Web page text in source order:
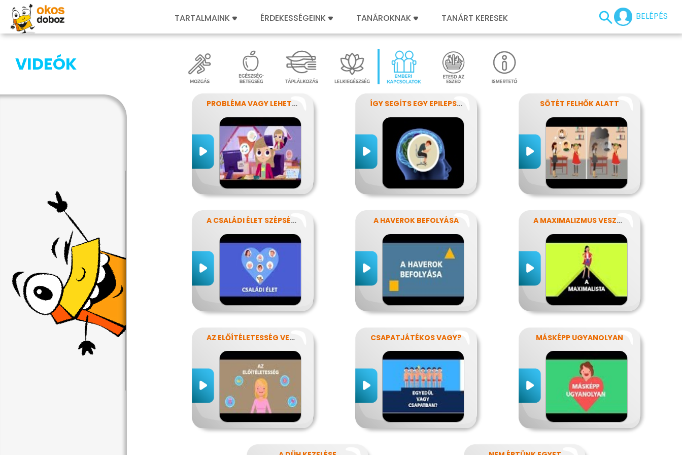
BELÉPÉS
TARTALMAINK ÉRDEKESSÉGEINK TANÁROKNAK TANÁRT KERESEK
VIDEÓK
PROBLÉMA VAGY LEHETŐSÉG? ÍGY SEGÍTS EGY EPILEPSZIÁSNAK SÖTÉT FELHŐK ALATT
A CSALÁDI ÉLET SZÉPSÉGEI ÉS NEHÉZSÉGEI A HAVEROK BEFOLYÁSA A MAXIMALIZMUS VESZÉLYEI
AZ ELŐÍTÉLETESSÉG VESZÉLYEI CSAPATJÁTÉKOS VAGY? MÁSKÉPP UGYANOLYAN